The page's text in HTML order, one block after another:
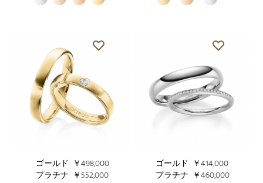
ゴールド ￥498,000
プラチナ ￥552,000
ゴールド ￥414,000
プラチナ ￥460,000